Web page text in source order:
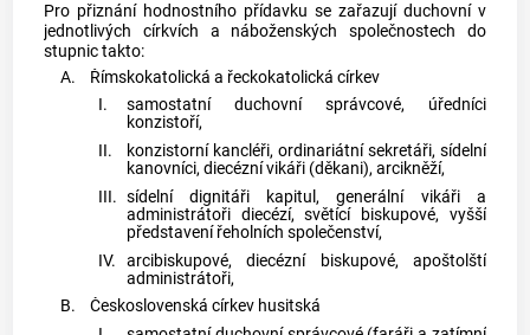
Pro přiznání hodnostního přídavku se zařazují duchovní v
jednotlivých církvích a náboženských společnostech do
stupnic takto:
A.
Římskokatolická a řeckokatolická církev
I.
samostatní duchovní správcové, úředníci
konzistoří,
II.
konzistorní kancléři, ordinariátní sekretáři, sídelní
kanovníci, diecézní vikáři (děkani), arcikněží,
III. sídelní dignitáři kapitul, generální vikáři a
administrátoři diecézí, světící biskupové, vyšší
představení řeholních společenství,
IV. arcibiskupové, diecézní biskupové, apoštolští
administrátoři,
B.
Československá církev husitská